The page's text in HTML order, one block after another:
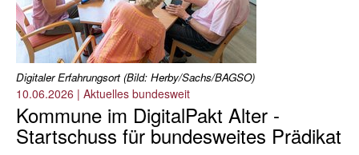
Digitaler Erfahrungsort (Bild: Herby/Sachs/BAGSO)
10.06.2026 | Aktuelles bundesweit
Kommune im DigitalPakt Alter -
Startschuss für bundesweites Prädikat